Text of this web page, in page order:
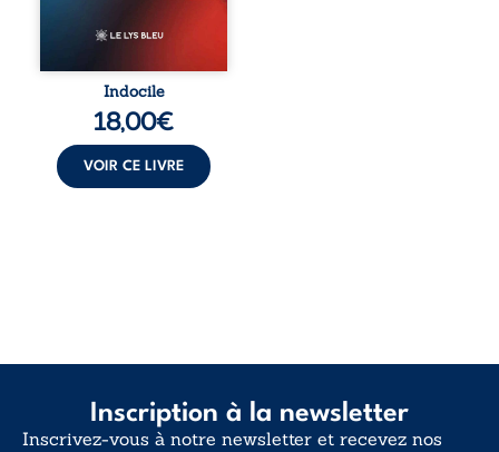
vivent trop fort,
trop vrai, trop tôt.
traversée. Une
langue nue. Une
insurrection
déclaration
d’existence pour ...
Indocile
18,00€
VOIR CE LIVRE
Inscription à la newsletter
Inscrivez-vous à notre newsletter et recevez nos